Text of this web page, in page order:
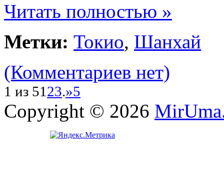
Читать полностью »
Метки: Токио, Шанхай
(Комментариев нет)
1 из 5123.»5
Copyright © 2026